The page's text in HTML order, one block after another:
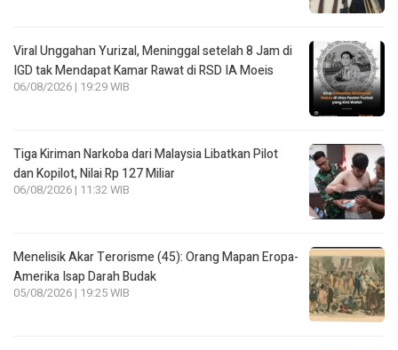
Viral Unggahan Yurizal, Meninggal setelah 8 Jam di
IGD tak Mendapat Kamar Rawat di RSD IA Moeis
06/08/2026 | 19:29 WIB
Tiga Kiriman Narkoba dari Malaysia Libatkan Pilot
dan Kopilot, Nilai Rp 127 Miliar
06/08/2026 | 11:32 WIB
Menelisik Akar Terorisme (45): Orang Mapan Eropa-
Amerika Isap Darah Budak
05/08/2026 | 19:25 WIB